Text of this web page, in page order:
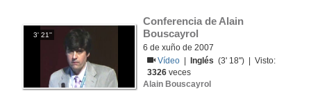
3' 21''
Conferencia de Alain
Bouscayrol
6 de xuño de 2007
Vídeo
Inglés (3' 18'') | Visto:
3326 veces
Alain Bouscayrol